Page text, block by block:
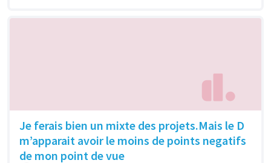
Je ferais bien un mixte des projets.Mais le D
m’apparait avoir le moins de points negatifs
de mon point de vue